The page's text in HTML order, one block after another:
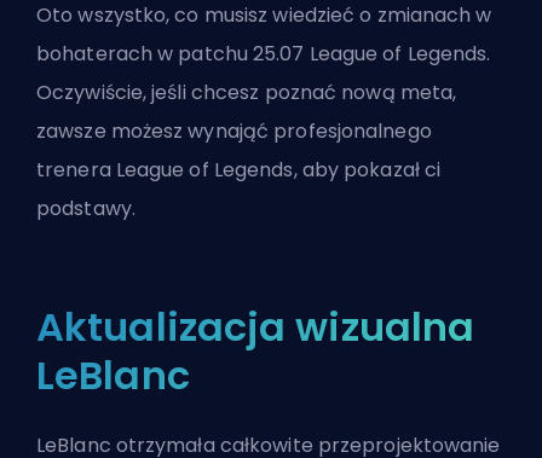
Oto wszystko, co musisz wiedzieć o zmianach w
bohaterach w patchu 25.07 League of Legends.
Oczywiście, jeśli chcesz poznać nową meta,
zawsze możesz wynająć profesjonalnego
trenera League of Legends, aby pokazał ci
podstawy.
Aktualizacja wizualna
LeBlanc
LeBlanc otrzymała całkowite przeprojektowanie